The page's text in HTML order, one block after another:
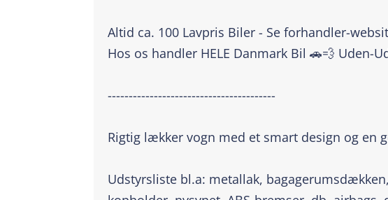
Altid ca. 100 Lavpris Biler - Se forhandler-
Hos os handler HELE Danmark Bil 🚗💨 Uden-
----------------------------------------
Rigtig lækker vogn med et smart design og en
Udstyrsliste bl.a: metallak,